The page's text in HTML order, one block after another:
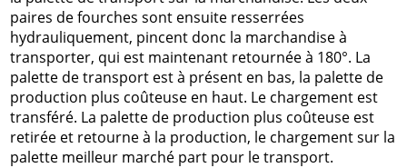
paires de fourches sont ensuite resserrées
hydrauliquement, pincent donc la marchandise à
transporter, qui est maintenant retournée à 180°. La
palette de transport est à présent en bas, la palette de
production plus coûteuse en haut. Le chargement est
transféré. La palette de production plus coûteuse est
retirée et retourne à la production, le chargement sur la
palette meilleur marché part pour le transport.